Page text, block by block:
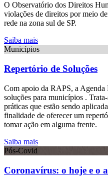
O Observatório dos Direitos
violações de direitos por meio
rede na zona sul de SP.
Saiba mais
Municípios
Repertório de Soluções
Com apoio da RAPS, a
soluções para municípios .
práticas que estão sendo
finalidade de oferecer um
tomar ação em alguma frente.
Saiba mais
Pós-Covid
Coronavírus: o hoje e o